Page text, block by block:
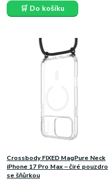
🛒 Do košíku
Crossbody FIXED MagPure Neck
iPhone 17 Pro Max – čiré pouzdro
se šňůrkou